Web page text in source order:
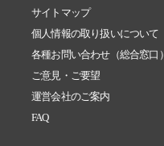
サイトマップ
個人情報の取り扱いについて
各種お問い合わせ（総合窓口）
ご意見・ご要望
運営会社のご案内
FAQ